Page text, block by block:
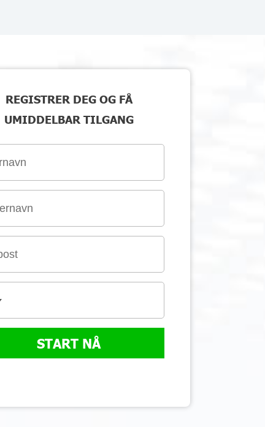
REGISTRER DEG OG FÅ
UMIDDELBAR TILGANG
START NÅ